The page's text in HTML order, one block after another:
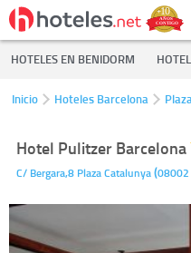
HOTELES EN BENIDORM
Inicio Hoteles Barcelona
Hotel Pulitzer Barcelona
C/ Bergara,8 Plaza Catalunya(08002